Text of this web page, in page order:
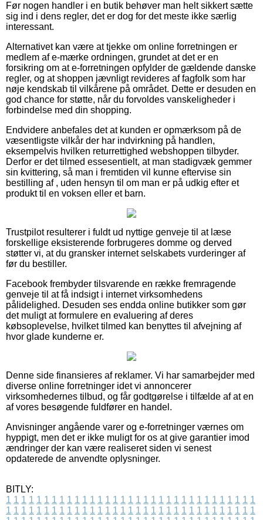
Før nogen handler i en butik behøver man helt sikkert sætte
sig ind i dens regler, det er dog for det meste ikke særlig
interessant.
Alternativet kan være at tjekke om online forretningen er
medlem af e-mærke ordningen, grundet at det er en
forsikring om at e-forretningen opfylder de gældende danske
regler, og at shoppen jævnligt revideres af fagfolk som har
nøje kendskab til vilkårene på området. Dette er desuden en
god chance for støtte, når du forvoldes vanskeligheder i
forbindelse med din shopping.
Endvidere anbefales det at kunden er opmærksom på de
væsentligste vilkår der har indvirkning på handlen,
eksempelvis hvilken returrettighed webshoppen tilbyder.
Derfor er det tilmed essesentielt, at man stadigvæk gemmer
sin kvittering, så man i fremtiden vil kunne eftervise sin
bestilling af , uden hensyn til om man er på udkig efter et
produkt til en voksen eller et barn.
Trustpilot resulterer i fuldt ud nyttige genveje til at læse
forskellige eksisterende forbrugeres domme og derved
støtter vi, at du gransker internet selskabets vurderinger af
før du bestiller.
Facebook frembyder tilsvarende en række fremragende
genveje til at få indsigt i internet virksomhedens
pålidelighed. Desuden ses endda online butikker som gør
det muligt at formulere en evaluering af deres
købsoplevelse, hvilket tilmed kan benyttes til afvejning af
hvor glade kunderne er.
Denne side finansieres af reklamer. Vi har samarbejder med
diverse online forretninger idet vi annoncerer
virksomhedernes tilbud, og får godtgørelse i tilfælde af at en
af vores besøgende fuldfører en handel.
Anvisninger angående varer og e-forretninger værnes om
hyppigt, men det er ikke muligt for os at give garantier imod
ændringer der kan være realiseret siden vi senest
opdaterede de anvendte oplysninger.
BITLY:
1 1 1 1 1 1 1 1 1 1 1 1 1 1 1 1 1 1 1 1 1 1 1 1 1 1 1 1 1 1 1 1 1
1 1 1 1 1 1 1 1 1 1 1 1 1 1 1 1 1 1 1 1 1 1 1 1 1 1 1 1 1 1 1 1 1